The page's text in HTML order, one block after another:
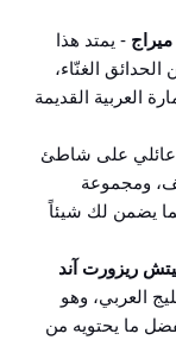
- يمتد هذا
65 فداناً من الحدائق الغنّاء،
العربية القديمة
عائلي على شاطئ
ومجموعة
يضمن لك شيئاً
ريزورت آند
العربي، وهو
ما يحتويه من